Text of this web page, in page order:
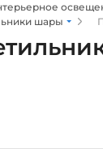
шары